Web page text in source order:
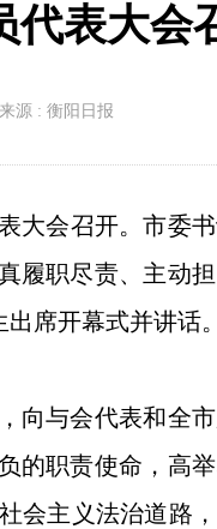
代表大会
源 : 衡阳日报
大会召开。市委
履职尽责、主动
席开幕式并讲话
与会代表和全
的职责使命，高
主义法治道路